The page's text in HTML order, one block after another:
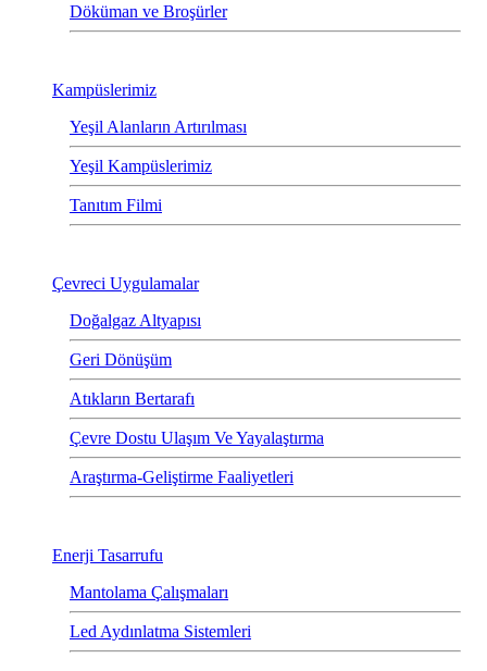
Döküman ve Broşürler
Kampüslerimiz
Yeşil Alanların Artırılması
Yeşil Kampüslerimiz
Tanıtım Filmi
Çevreci Uygulamalar
Doğalgaz Altyapısı
Geri Dönüşüm
Atıkların Bertarafı
Çevre Dostu Ulaşım Ve Yayalaştırma
Araştırma-Geliştirme Faaliyetleri
Enerji Tasarrufu
Mantolama Çalışmaları
Led Aydınlatma Sistemleri